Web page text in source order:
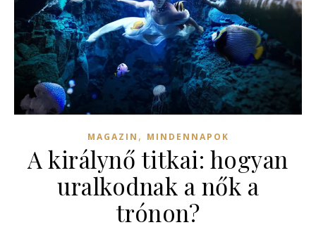
MAGAZIN , MINDENNAPOK
A királynő titkai: hogyan
uralkodnak a nők a
trónon?